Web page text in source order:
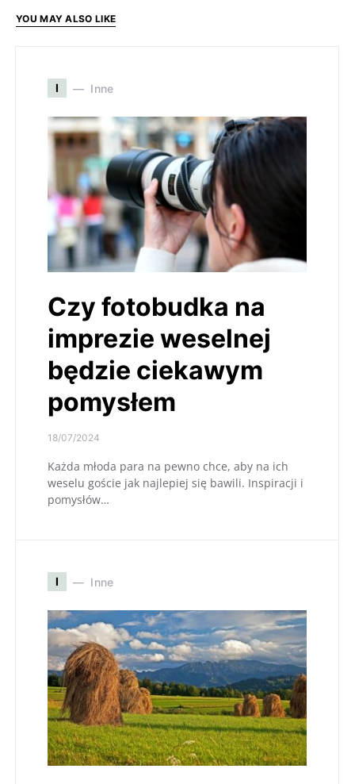
YOU MAY ALSO LIKE
I Inne
Czy fotobudka na
imprezie weselnej
będzie ciekawym
pomysłem
18/07/2024
Każda młoda para na pewno chce, aby na ich
weselu goście jak najlepiej się bawili. Inspiracji i
pomysłów…
I Inne